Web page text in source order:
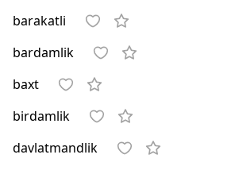
barakatli
bardamlik
baxt
birdamlik
davlatmandlik